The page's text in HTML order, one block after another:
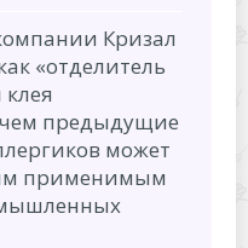
Кризал
«отделитель
чем предыдущие
может
применимым